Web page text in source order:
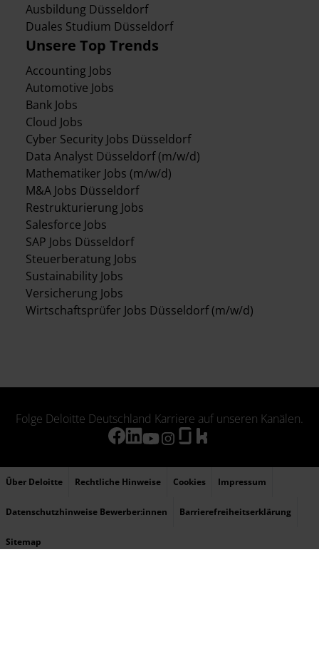
Unsere Top Trends
Accounting Jobs
Automotive Jobs
Bank Jobs
Cloud Jobs
Cyber Security Jobs Düsseldorf
Data Analyst Düsseldorf (m/w/d)
Mathematiker Jobs (m/w/d)
M&A Jobs Düsseldorf
Restrukturierung Jobs
Salesforce Jobs
SAP Jobs Düsseldorf
Steuerberatung Jobs
Sustainability Jobs
Versicherung Jobs
Wirtschaftsprüfer Jobs Düsseldorf (m/w/d)
Ausbildung Düsseldorf
Duales Studium Düsseldorf
Folge Deloitte Deutschland Karriere auf unseren Kanälen.
Über Deloitte Rechtliche Hinweise Cookies Impressum
Datenschutzhinweise Bewerber:innen Barrierefreiheitserklärung
Sitemap